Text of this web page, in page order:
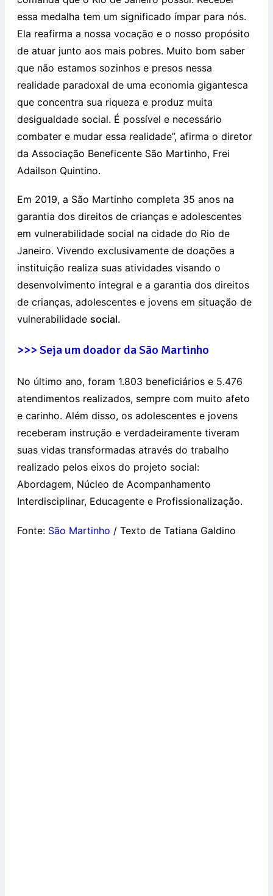
essa medalha tem um significado ímpar para nós.
Ela reafirma a nossa vocação e o nosso propósito
de atuar junto aos mais pobres. Muito bom saber
que não estamos sozinhos e presos nessa
realidade paradoxal de uma economia gigantesca
que concentra sua riqueza e produz muita
desigualdade social. É possível e necessário
combater e mudar essa realidade”, afirma o diretor
da Associação Beneficente São Martinho, Frei
Adailson Quintino.
Em 2019, a São Martinho completa 35 anos na
garantia dos direitos de crianças e adolescentes
em vulnerabilidade social na cidade do Rio de
Janeiro. Vivendo exclusivamente de doações a
instituição realiza suas atividades visando o
desenvolvimento integral e a garantia dos direitos
de crianças, adolescentes e jovens em situação de
vulnerabilidade social.
>>> Seja um doador da São Martinho
No último ano, foram 1.803 beneficiários e 5.476
atendimentos realizados, sempre com muito afeto
e carinho. Além disso, os adolescentes e jovens
receberam instrução e verdadeiramente tiveram
suas vidas transformadas através do trabalho
realizado pelos eixos do projeto social:
Abordagem, Núcleo de Acompanhamento
Interdisciplinar, Educagente e Profissionalização.
Fonte: São Martinho / Texto de Tatiana Galdino